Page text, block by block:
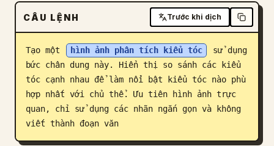
Tải xuống
Blog
Cập nhật
CÂU LỆNH Trước khi dịch
Tạo một hình ảnh phân tích kiểu tóc
sử dụng
bức chân dung này. Hiển thị so sánh các kiểu
tóc cạnh nhau để làm nổi bật kiểu tóc nào phù
hợp nhất với chủ thể. Ưu tiên hình ảnh trực
quan, chỉ sử dụng các nhãn ngắn gọn và không
viết thành đoạn văn